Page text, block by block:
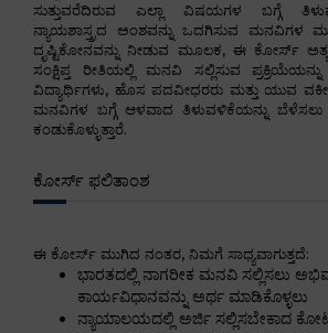
ಸುತ್ತುವರೆದಿರುವ ಎಲ್ಲಾ ವಿಷಯಗಳ ಬಗ್ಗೆ
ನ್ಯಾಯಶಾಸ್ತ್ರದ ಅಂಶವನ್ನು ಒದಗಿಸುವ ಮನವಿಗಳ
ದೃಷ್ಟಿಕೋನವನ್ನು ನೀಡುವ ಮೂಲಕ, ಈ ಕೋರ್ಸ್
ಸಂಕ್ಷಿಪ್ತ ರೀತಿಯಲ್ಲಿ ಮನವಿ ಸಲ್ಲಿಸುವ
ವಿದ್ಯಾರ್ಥಿಗಳು, ಹೊಸ ಪದವೀಧರರು ಮತ್ತು ಯುವ
ಮನವಿಗಳ ಬಗ್ಗೆ ಆಳವಾದ ತಿಳುವಳಿಕೆಯನ್ನು ಬೆಳೆಸಲು
ಕಂಡುಕೊಳ್ಳುತ್ತಾರೆ.
ಕೋರ್ಸ್ ಫಲಿತಾಂಶ
ಈ ಕೋರ್ಸ್ ಮುಗಿದ ನಂತರ, ನಿಮಗೆ ಸಾಧ್ಯವಾಗುತ್ತದೆ:
ಭಾರತದಲ್ಲಿ ನಾಗರೀಕ ಮನವಿ ಸಲ್ಲಿಸಲು
ಕಾರ್ಯವಿಧಾನವನ್ನು ಅರ್ಥ ಮಾಡಿಕೊಳ್ಳಲು
ನ್ಯಾಯಾಲಯದಲ್ಲಿ ಅರ್ಜಿ ಸಲ್ಲಿಸಬೇಕಾದ